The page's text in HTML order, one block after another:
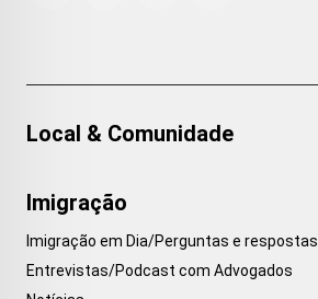
Local & Comunidade
Imigração
Imigração em Dia/Perguntas e respostas
Entrevistas/Podcast com Advogados